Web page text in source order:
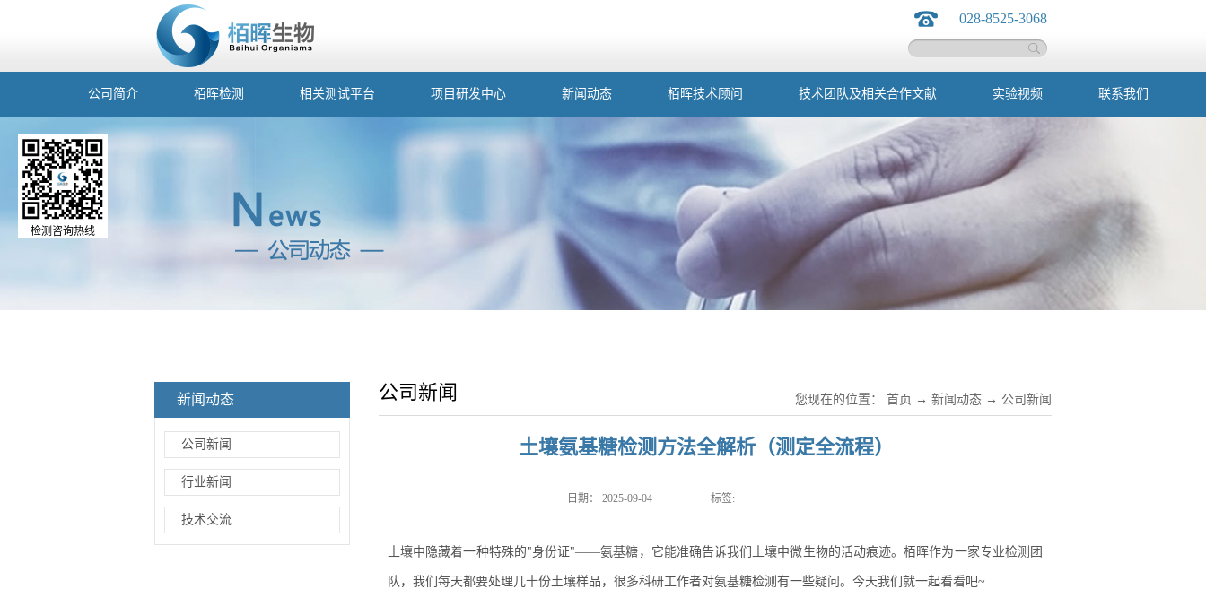
028-8525-3068
公司简介 栢晖检测 相关测试平台 项目研发中心 新闻动态 栢晖技术顾问 技术团队及相关合作文献 实验视频 联系我们
新闻动态
公司新闻
行业新闻
技术交流
公司新闻 您现在的位置： 首页 → 新闻动态 → 公司新闻
土壤氨基糖检测方法全解析（测定全流程）
日期： 2025-09-04 标签:
土壤中隐藏着一种特殊的"身份证"——氨基糖，它能准确告诉我们土壤中微生物的活动痕迹。栢晖作为一家专业检测团
队，我们每天都要处理几十份土壤样品，很多科研工作者对氨基糖检测有一些疑问。今天我们就一起看看吧~
检测咨询热线